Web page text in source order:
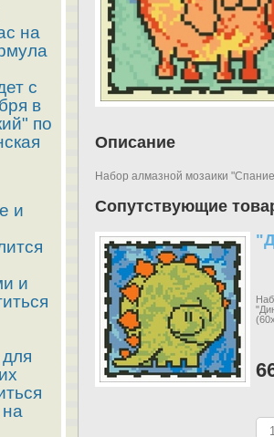
Описание
Набор алмазной мозаики
Сопутствующие
на
с
в
по
и
и